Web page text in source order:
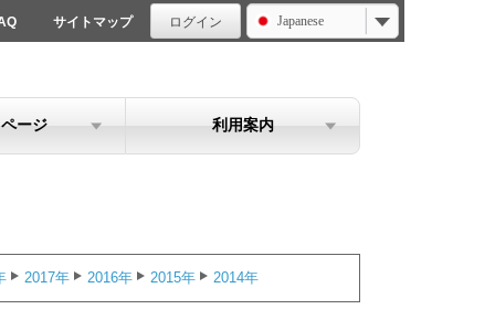
ログイン Japanese
サイトマップ
ージ 利用案内
2017年 2016年 2015年 2014年